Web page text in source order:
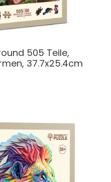
505 Teile,
37.7x25.4cm